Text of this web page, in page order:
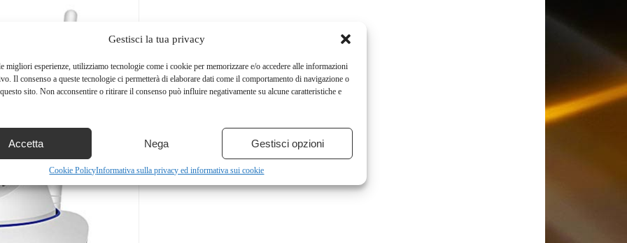
Gestisci la tua privacy
migliori esperienze, utilizziamo tecnologie come i cookie per memorizzare e/o accedere alle informazioni
Il consenso a queste tecnologie ci permetterà di elaborare dati come il comportamento di navigazione o
sito. Non acconsentire o ritirare il consenso può influire negativamente su alcune caratteristiche e
Accetta Nega Gestisci opzioni
Cookie PolicyInformativa sulla privacy ed informativa sui cookie